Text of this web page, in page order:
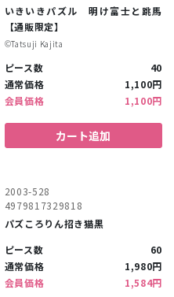
いきいきパズル 明け富士と跳馬
【通販限定】
©︎Tatsuji Kajita
ピース数
40
通常価格
1,100円
会員価格
1,100円
カート追加
2003-528
4979817329818
パズころりん招き猫黒
ピース数
60
通常価格
1,980円
会員価格
1,584円